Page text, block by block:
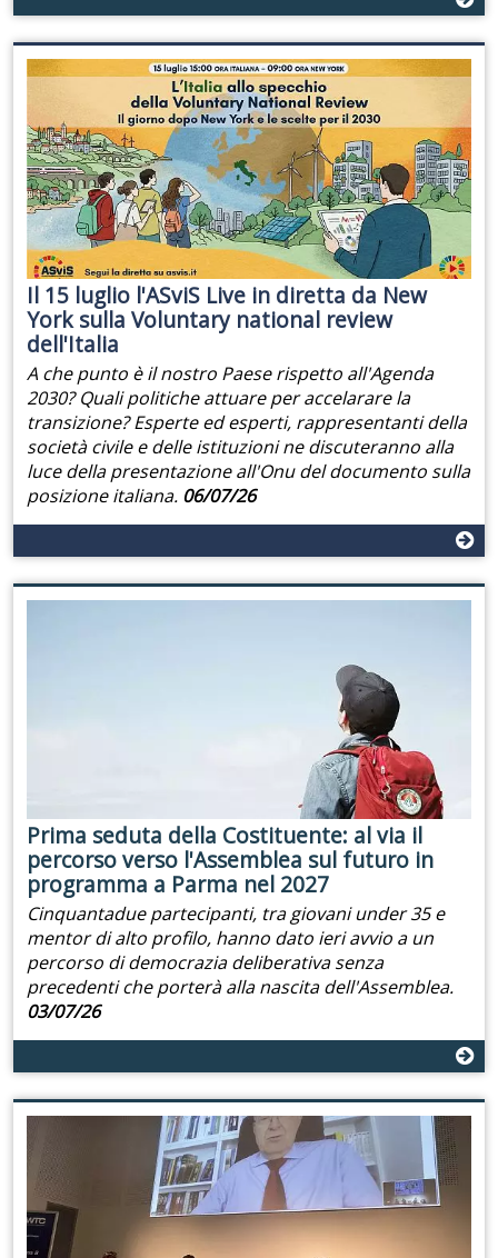
Il 15 luglio l'ASviS Live in diretta da New
York sulla Voluntary national review
dell'Italia
A che punto è il nostro Paese rispetto all'Agenda
2030? Quali politiche attuare per accelarare la
transizione? Esperte ed esperti, rappresentanti della
società civile e delle istituzioni ne discuteranno alla
luce della presentazione all'Onu del documento sulla
posizione italiana. 06/07/26
Prima seduta della Costituente: al via il
percorso verso l'Assemblea sul futuro in
programma a Parma nel 2027
Cinquantadue partecipanti, tra giovani under 35 e
mentor di alto profilo, hanno dato ieri avvio a un
percorso di democrazia deliberativa senza
precedenti che porterà alla nascita dell'Assemblea.
03/07/26